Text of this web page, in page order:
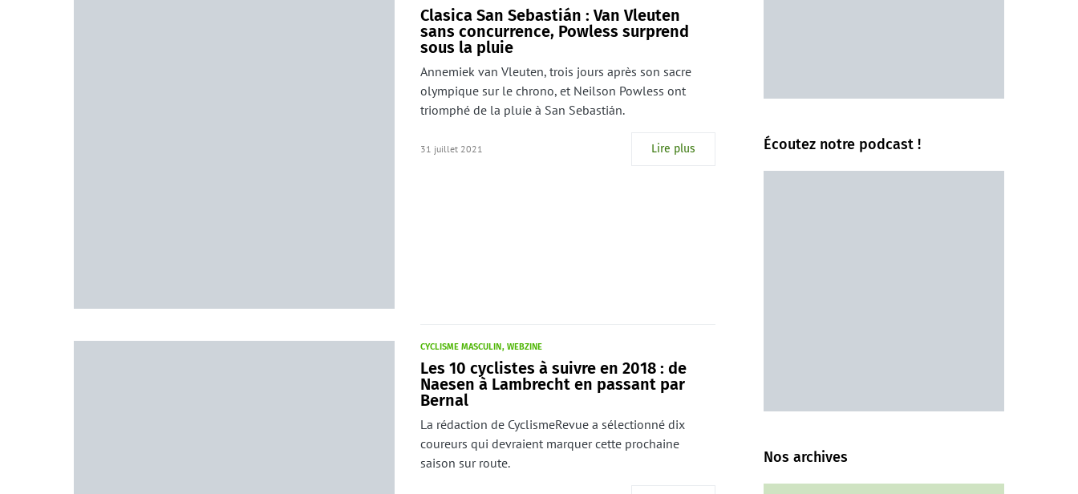
Clasica San Sebastián : Van Vleuten
sans concurrence, Powless surprend
sous la pluie
Annemiek van Vleuten, trois jours après son sacre
olympique sur le chrono, et Neilson Powless ont
triomphé de la pluie à San Sebastián.
31 juillet 2021 Lire plus
CYCLISME MASCULIN WEBZINE
Les 10 cyclistes à suivre en 2018 : de
Naesen à Lambrecht en passant par
Bernal
La rédaction de CyclismeRevue a sélectionné dix
coureurs qui devraient marquer cette prochaine
saison sur route.
Écoutez notre podcast !
Nos archives